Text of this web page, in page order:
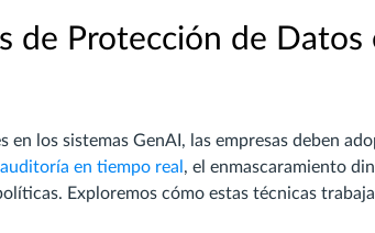
de Protección de Datos
los sistemas GenAI, las empresas deben
auditoría en tiempo real , el enmascaramiento
Exploremos cómo estas técnicas